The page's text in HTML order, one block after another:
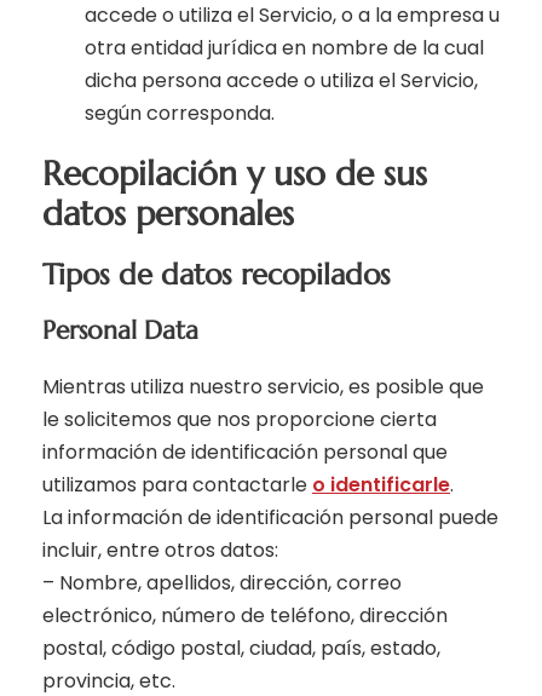
accede o utiliza el Servicio, o a la empresa u
otra entidad jurídica en nombre de la cual
dicha persona accede o utiliza el Servicio,
según corresponda.
Recopilación y uso de sus
datos personales
Tipos de datos recopilados
Personal Data
Mientras utiliza nuestro servicio, es posible que
le solicitemos que nos proporcione cierta
información de identificación personal que
utilizamos para contactarle o identificarle.
La información de identificación personal puede
incluir, entre otros datos:
– Nombre, apellidos, dirección, correo
electrónico, número de teléfono, dirección
postal, código postal, ciudad, país, estado,
provincia, etc.